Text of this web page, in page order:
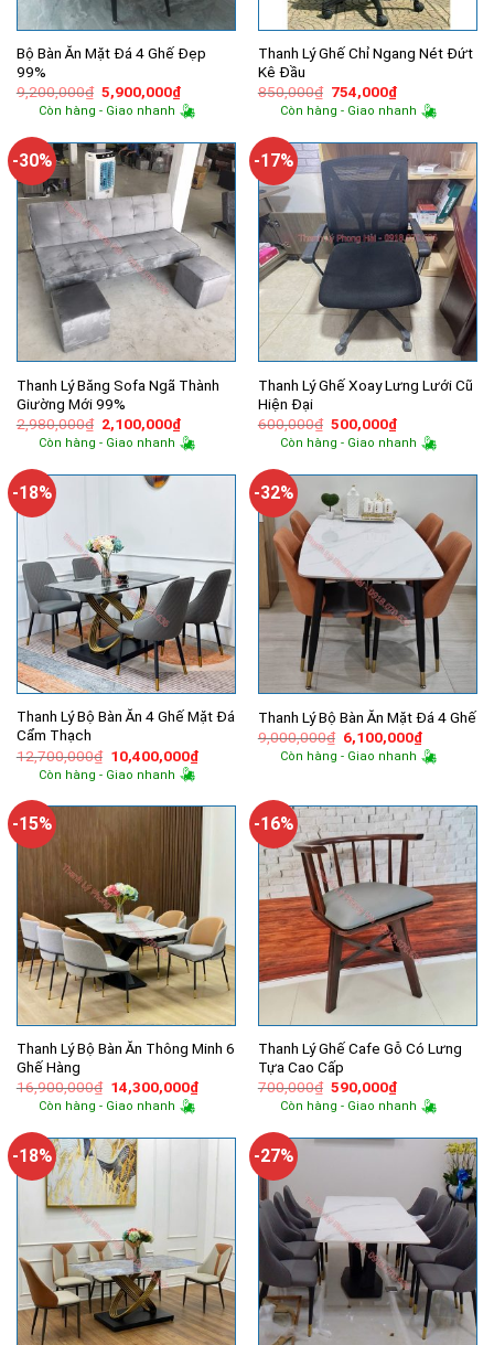
Bộ Bàn Ăn Mặt Đá 4 Ghế Đẹp
99%
9,200,000₫ Giá
gốc
là:
5,900,000₫Giá
hiện
tại
5,900,000₫.
Còn hàng - Giao nhanh
Thanh Lý Ghế Chỉ Ngang Nét Đứt
Kê Đầu
850,000₫ Giá
gốc
là:
754,000₫Giá
hiện
tại
754,000₫.
Còn hàng - Giao nhanh
-30%
Thanh Lý Băng Sofa Ngã Thành
Giường Mới 99%
2,980,000₫ Giá
gốc
là:
2,100,000₫Giá
hiện
tại
2,100,000₫.
Còn hàng - Giao nhanh
-17%
Thanh Lý Ghế Xoay Lưng Lưới Cũ
Hiện Đại
600,000₫ Giá
gốc
là:
500,000₫Giá
hiện
tại
500,000₫.
Còn hàng - Giao nhanh
-18%
Thanh Lý Bộ Bàn Ăn 4 Ghế Mặt Đá
Cẩm Thạch
12,700,000₫ Giá
gốc
là:
10,400,000₫Giá
hiện
10,400,000₫.
Còn hàng - Giao nhanh
-32%
Thanh Lý Bộ Bàn Ăn Mặt Đá 4 Ghế
9,000,000₫ Giá
gốc
là:
6,100,000₫Giá
hiện
tại
Còn hàng - Giao nhanh
-15%
Thanh Lý Bộ Bàn Ăn Thông Minh 6
Ghế Hàng
16,900,000₫ Giá
gốc
là:
14,300,000₫Giá
hiện
14,300,000₫.
Còn hàng - Giao nhanh
-16%
Thanh Lý Ghế Cafe Gỗ Có Lưng
Tựa Cao Cấp
700,000₫ Giá
gốc
là:
590,000₫Giá
hiện
tại
590,000₫.
Còn hàng - Giao nhanh
-18% -27%